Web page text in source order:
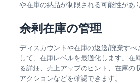
や在庫の納品が制限される可能性があ
余剰在庫の管理
ディスカウントや在庫の返送/廃棄すべ
して、在庫レベルを最適化します。在
る詳細、売上アップのヒント、在庫の
アクションなどを確認できます。